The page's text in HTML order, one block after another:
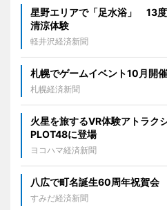
星野エリアで「足水浴」 13
清涼体験
軽井沢経済新聞
札幌でゲームイベント10月開
札幌経済新聞
火星を旅するVR体験アトラ
PLOT48に登場
ヨコハマ経済新聞
八広で町名誕生60周年祝賀
すみだ経済新聞